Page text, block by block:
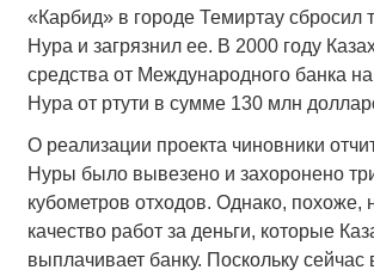
«Карбид» в городе Темиртау сбросил
Нура и загрязнил ее. В 2000 году
средства от Международного банка на
Нура от ртути в сумме 130 млн
О реализации проекта чиновники
Нуры было вывезено и захоронено
кубометров отходов. Однако, похоже,
качество работ за деньги, которые
выплачивает банку. Поскольку сейчас